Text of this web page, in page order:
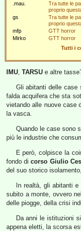
.mau.
Tra tutte le
proprio
gs
Tra tutte le
proprio
mfp
GTT horror
Mirko
GTT horror
Tutti i
IMU, TARSU e altre
Gli abitanti delle case
falda acquifera che sta
vietando alle nuove case
la vasca.
Quando le case sono
più le industrie che
E però, colpisce la
fondo dicorso Giulio
del suo storico
In realtà, gli abitanti
subito a monte, ovvero
delle piogge, della crisi
Da anni le istituzioni
appena eletti, la scorsa